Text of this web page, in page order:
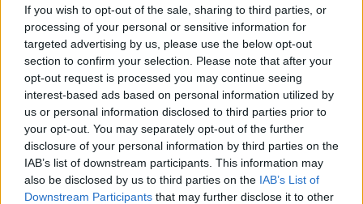
If you wish to opt-out of the sale, sharing to third parties, or
processing of your personal or sensitive information for
targeted advertising by us, please use the below opt-out
section to confirm your selection. Please note that after your
opt-out request is processed you may continue seeing
interest-based ads based on personal information utilized by
us or personal information disclosed to third parties prior to
your opt-out. You may separately opt-out of the further
disclosure of your personal information by third parties on the
IAB’s list of downstream participants. This information may
also be disclosed by us to third parties on the IAB’s List of
Downstream Participants that may further disclose it to other
Several Clubs are monitoring and have asked info for Maurizio
#Sarri:#Napoli(if Antonio#Conteleaves),#Atalanta(Giuntoli
loves him) and#ACMilan (if Max#Allegrileaves). Sarri’s
contract with#Lazioexpires in 2028 (€2,5M/year + 1M as
bonuses).#transfers
— Nicolò Schira (@NicoSchira)May 11, 2026